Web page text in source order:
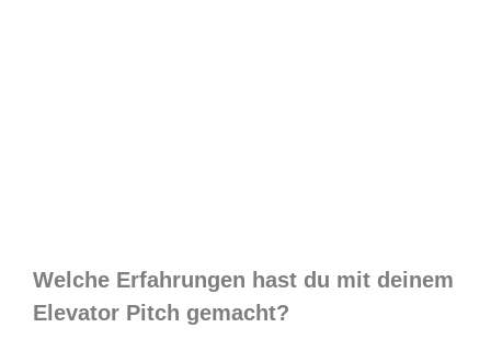
Welche Erfahrungen hast du mit deinem
Elevator Pitch gemacht?